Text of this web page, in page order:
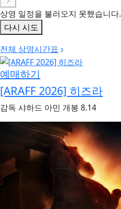
상영 일정을 불러오지 못했습니다.
다시 시도
전체 상영시간표
예매하기
[ARAFF 2026] 히즈라
감독 샤하드 아민 개봉 8.14